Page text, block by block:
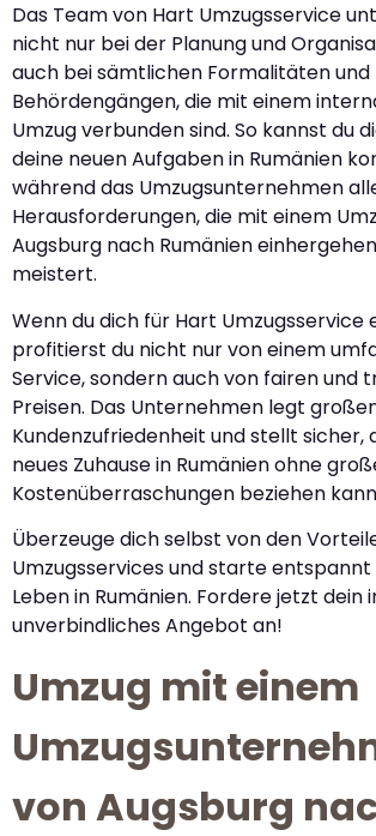
Das Team von Hart Umzugsservice
nicht nur bei der Planung und
auch bei sämtlichen Formalitäten und
Behördengängen, die mit einem
Umzug verbunden sind. So kannst du
deine neuen Aufgaben in Rumänien
während das Umzugsunternehmen
Herausforderungen, die mit einem
Augsburg nach Rumänien
meistert.
Wenn du dich für Hart Umzugsservice
profitierst du nicht nur von einem
Service, sondern auch von fairen und
Preisen. Das Unternehmen legt
Kundenzufriedenheit und stellt sicher,
neues Zuhause in Rumänien ohne
Kostenüberraschungen beziehen
Überzeuge dich selbst von den
Umzugsservices und starte entspannt
Leben in Rumänien. Fordere jetzt dein
unverbindliches Angebot an!
Umzug mit einem
von Augsburg